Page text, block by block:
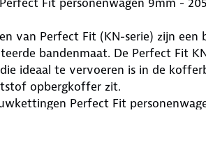
van Perfect Fit (KN-serie) zijn
bandenmaat. De Perfect Fit
ideaal te vervoeren is in de
opbergkoffer zit.
Perfect Fit
van Perfect Fit zijn uitermate